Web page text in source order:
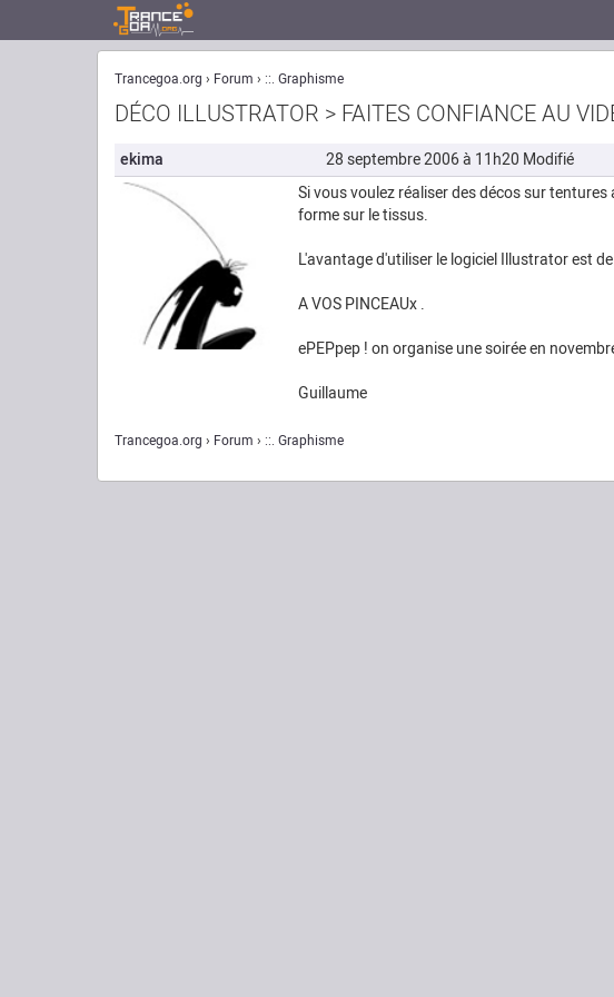
Trancegoa.org Forum ::. Graphisme
DÉCO ILLUSTRATOR > FAITES CONFIANCE AU
ekima 28 septembre 2006 à 11h20 Modifié
Si vous voulez réaliser des décos sur
forme sur le tissus.
L'avantage d'utiliser le logiciel Illustrator est
A VOS PINCEAUx .
ePEPpep ! on organise une soirée en
Guillaume
Trancegoa.org Forum ::. Graphisme